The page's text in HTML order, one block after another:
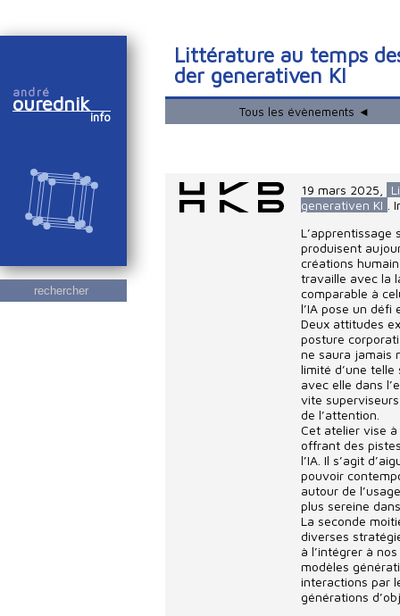
andré
ourednik
info
rechercher
Littérature au temps
der generativen KI
Tous les évènements ◄
19 mars 2025
generativen KI
produisent
créations
travaille avec la
comparable à
l’IA pose un
Deux attitudes
posture
ne saura jamais
limité d’une
avec elle dans
vite
de l’attention.
Cet atelier vise
offrant des
l’IA. Il s’agit
pouvoir
autour de
plus sereine
La seconde
diverses
à l’intégrer à
modèles
interactions par
générations